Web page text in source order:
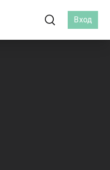
Вход